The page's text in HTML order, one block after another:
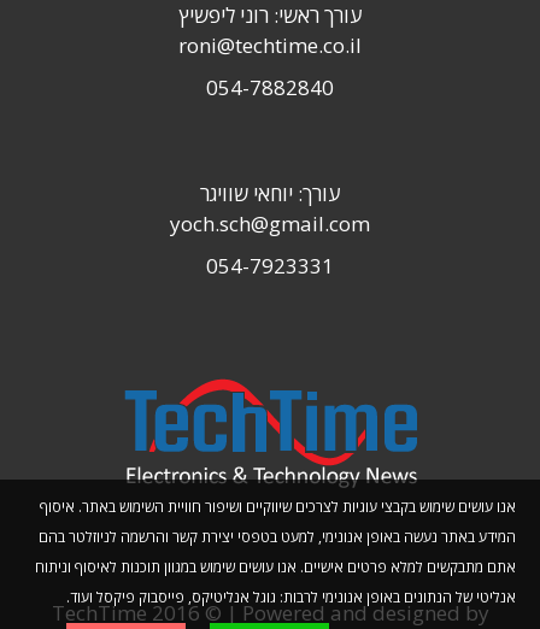
אנו עושים שימוש בקבצי עוגיות לצרכים שיווקיים ושיפור חוויית השימוש באתר. איסוף
המידע באתר נעשה באופן אנונימי, למעט בטפסי יצירת קשר והרשמה לניוזלטר בהם
אתם מתבקשים למלא פרטים אישיים. אנו עושים שימוש במגוון תוכנות לאיסוף וניתוח
אנליטי של הנתונים באופן אנונימי לרבות: גוגל אנליטיקס, פייסבוק פיקסל ועוד.
עורך ראשי: רוני ליפשיץ
roni@techtime.co.il
054-7882840
עורך: יוחאי שוויגר
yoch.sch@gmail.com
054-7923331
TechTime 2016 © | Powered and designed by